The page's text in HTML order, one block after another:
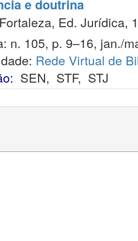
e doutrina
Ed. Jurídica,
n. 105, p. 9–16, jan./
Rede Virtual de
SEN, STF, STJ